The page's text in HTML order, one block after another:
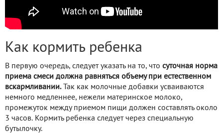
Как кормить ребенка
В первую очередь, следует указать на то, что суточная норма
приема смеси должна равняться объему при естественном
вскармливании.Так как молочные добавки усваиваются
немного медленнее, нежели материнское молоко,
промежуток между приемом пищи должен составлять около
3 часов. Кормить ребенка следует через специальную
бутылочку.